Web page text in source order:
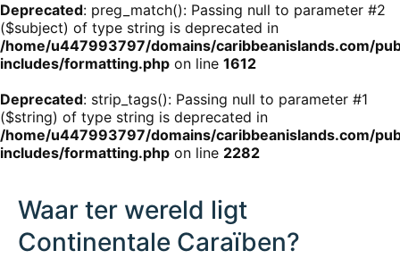
Deprecated: preg_match(): Passing null to parameter #2
($subject) of type string is deprecated in
/home/u447993797/domains/caribbeanislands.com/
includes/formatting.php on line 1612
Deprecated: strip_tags(): Passing null to parameter #1
($string) of type string is deprecated in
/home/u447993797/domains/caribbeanislands.com/
includes/formatting.php on line 2282
Waar ter wereld ligt
Continentale Caraïben?